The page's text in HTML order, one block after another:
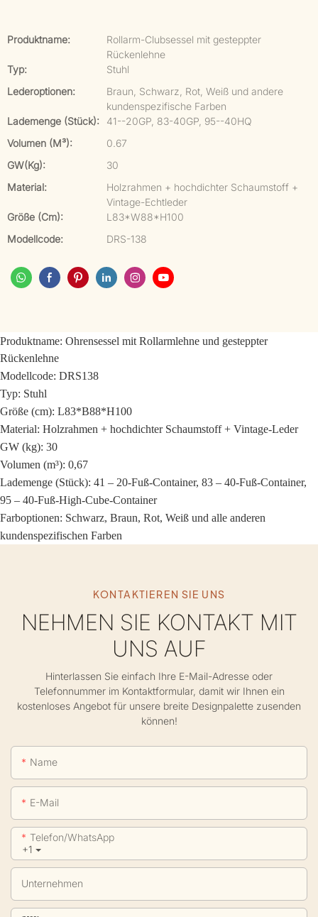
Produktname:
Rollarm-Clubsessel mit gesteppter
Rückenlehne
Typ:
Stuhl
Lederoptionen:
Braun, Schwarz, Rot, Weiß und andere
kundenspezifische Farben
Lademenge (Stück):
41--20GP, 83-40GP, 95--40HQ
Volumen (m³):
0.67
GW(kg):
30
Material:
Holzrahmen + hochdichter Schaumstoff +
Vintage-Echtleder
Größe (cm):
L83*W88*H100
Modellcode:
DRS-138
Produktname: Ohrensessel mit Rollarmlehne und gesteppter
Rückenlehne
Modellcode: DRS138
Typ: Stuhl
Größe (cm): L83*B88*H100
Material: Holzrahmen + hochdichter Schaumstoff + Vintage-Leder
GW (kg): 30
Volumen (m³): 0,67
Lademenge (Stück): 41 – 20-Fuß-Container, 83 – 40-Fuß-Container,
95 – 40-Fuß-High-Cube-Container
Farboptionen: Schwarz, Braun, Rot, Weiß und alle anderen
kundenspezifischen Farben
KONTAKTIEREN SIE UNS
NEHMEN SIE KONTAKT MIT
UNS AUF
Hinterlassen Sie einfach Ihre E-Mail-Adresse oder
Telefonnummer im Kontaktformular, damit wir Ihnen ein
kostenloses Angebot für unsere breite Designpalette zusenden
können!
Name
E-Mail
+1
Telefon/WhatsApp
Unternehmen